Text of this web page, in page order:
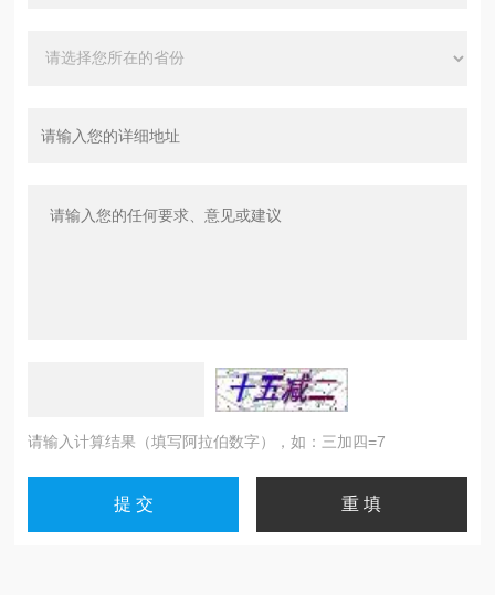
请输入计算结果（填写阿拉伯数字），如：三加四=7